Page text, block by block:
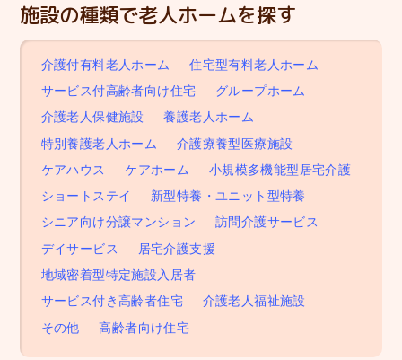
施設の種類で老人ホームを探す
介護付有料老人ホーム
住宅型有料老人ホーム
サービス付高齢者向け住宅
グループホーム
介護老人保健施設
養護老人ホーム
特別養護老人ホーム
介護療養型医療施設
ケアハウス
ケアホーム
小規模多機能型居宅介護
ショートステイ
新型特養・ユニット型特養
シニア向け分譲マンション
訪問介護サービス
デイサービス
居宅介護支援
地域密着型特定施設入居者
サービス付き高齢者住宅
介護老人福祉施設
その他
高齢者向け住宅